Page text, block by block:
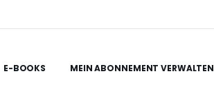
E-BOOKS MEIN ABONNEMENT VERWALTEN